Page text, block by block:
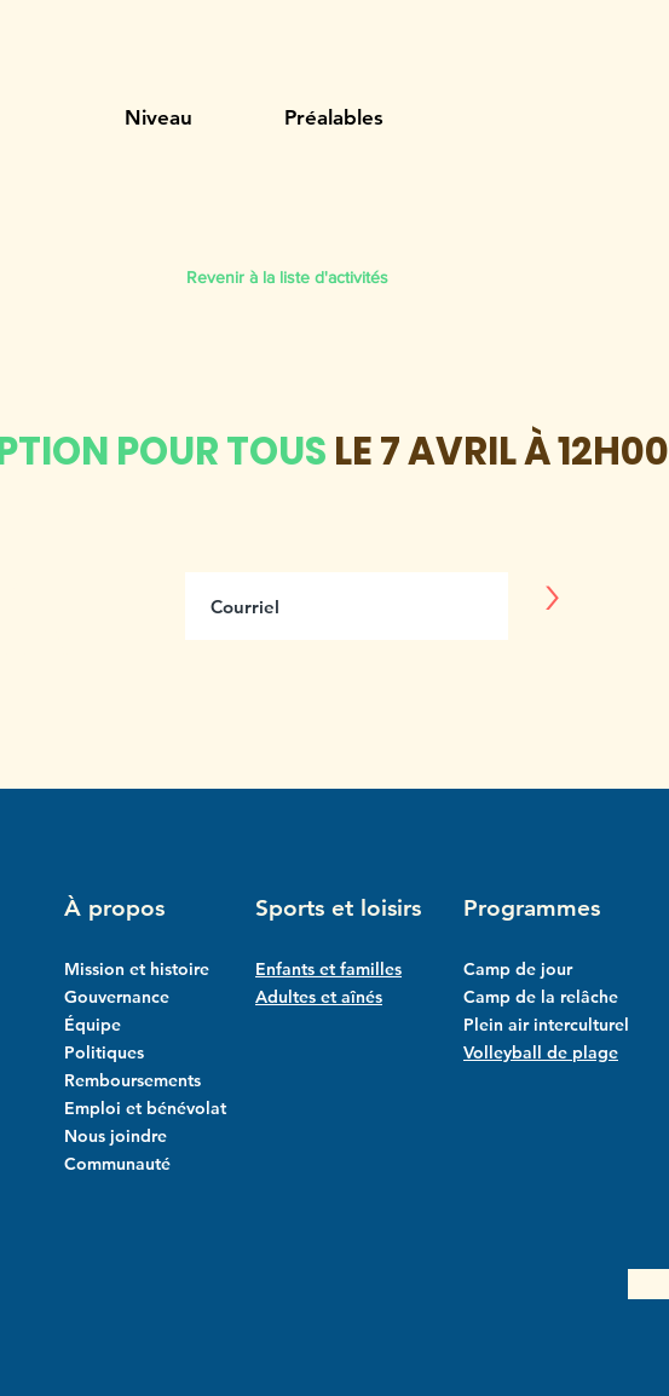
Niveau Préalables
Revenir à la liste d'activités
POUR TOUS LE 7 AVRIL À 12H00
>
À propos
Mission et histoire
Gouvernance
Équipe
Politiques
Remboursements
Emploi et bénévolat
Nous joindre
Communauté
Sports et loisirs
Enfants et familles
Adultes et aînés
Programmes
Camp de jour
Camp de la relâche
Plein air interculturel
Volleyball de plage